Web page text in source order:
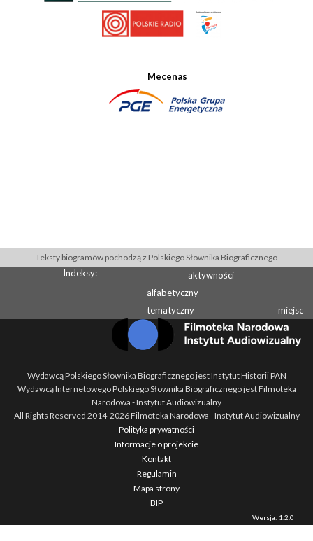
Mecenas
Teksty biogramów pochodzą z Polskiego Słownika Biograficznego
Indeksy:
aktywności
alfabetyczny
tematyczny
miejsc
Wydawcą Polskiego Słownika Biograficznego jest Instytut Historii PAN
Wydawcą Internetowego Polskiego Słownika Biograficznego jest Filmoteka
Narodowa - Instytut Audiowizualny
All Rights Reserved 2014-2026Filmoteka Narodowa - Instytut Audiowizualny
Polityka prywatności
Informacje o projekcie
Kontakt
Regulamin
Mapa strony
BIP
Wersja: 1.2.0